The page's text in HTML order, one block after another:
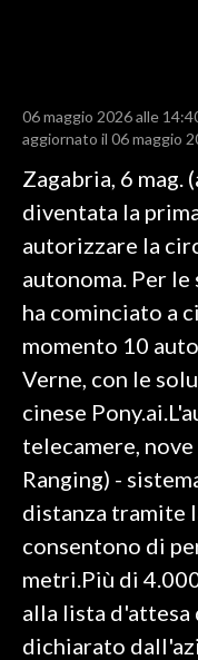
RISULTATI E CLASSIFICHE
CALCIO
CALCIO REGIONALE
BASKET
VOLLEY
MOTORI
TENNIS
ALTRI SPORT
CULTURA
GOSSIP
SALUTE
06 maggio 2026 alle
aggiornato il 06 maggio
Zagabria, 6 mag.
diventata la
autorizzare la
autonoma. Per
ha cominciato a
momento 10
Verne, con le
cinese
telecamere,
Ranging) -
distanza tramite
consentono di
metri.Più di
alla lista d'attesa
dichiarato